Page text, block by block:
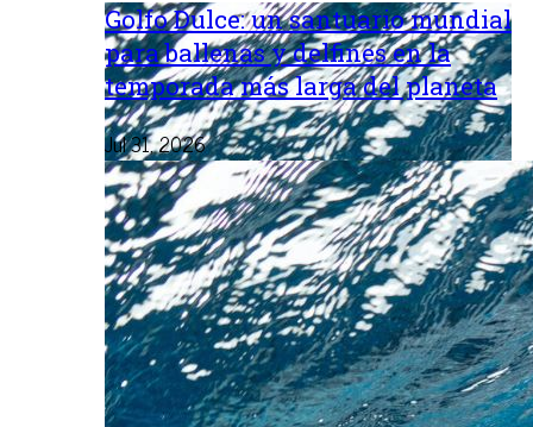
Golfo Dulce: un santuario mundial
para ballenas y delfines en la
temporada más larga del planeta
Jul 31, 2026